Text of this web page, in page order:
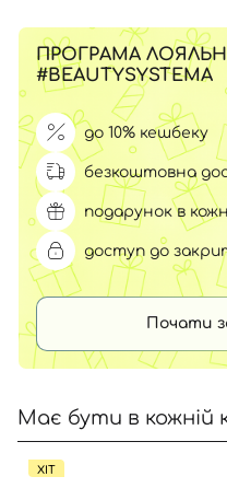
ПРОГРАМА
#BEAUTYSYSTEMA
до 10% кешбеку
безкоштовна
подарунок в
доступ до
Почати
Має бути в кожній
ХІТ